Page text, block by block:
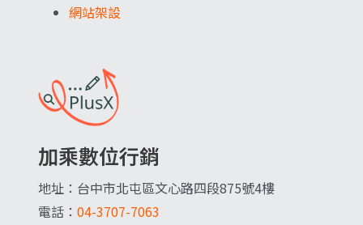
加乘數位行銷
地址：台中市北屯區文心路四段875號4樓
電話： 04-3707-7063
網站架設